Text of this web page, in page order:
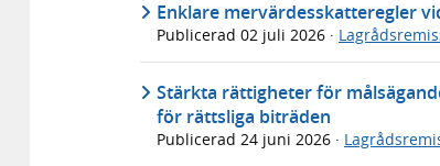
Enklare mervärdesskatteregler
Publicerad 02 juli 2026 ·
Stärkta rättigheter för
för rättsliga biträden
Publicerad 24 juni 2026 ·